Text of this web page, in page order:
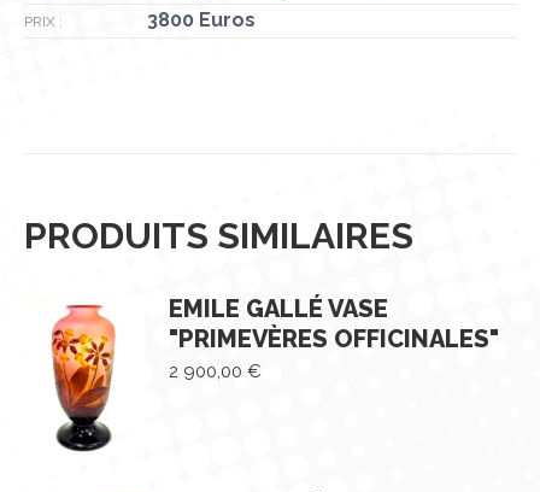
PRIX : 3800 Euros
PRODUITS SIMILAIRES
EMILE GALLÉ VASE
"PRIMEVÈRES OFFICINALES"
2 900,00 €